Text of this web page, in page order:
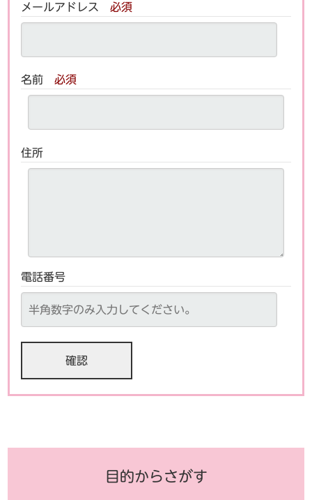
メールアドレス 必須
名前 必須
住所
電話番号
目的からさがす